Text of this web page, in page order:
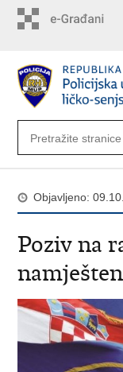
Objavljeno:
Poziv na